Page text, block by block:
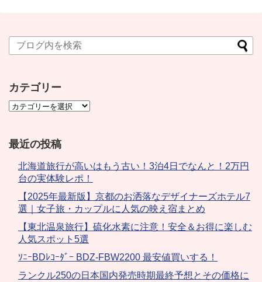
カテゴリー
最近の投稿
北海道旅行が高いはもう古い！3泊4日でなんと！2万円
台の実体験レポ！
【2025年最新版】京都のお洒落なデザイナーズホテル7
選｜女子旅・カップルに人気の映え宿まとめ
【東北温泉旅行】硫化水素に注意！安全＆お得に楽しむ
人気スポット5選
ｿﾆｰBDﾚｺｰﾀﾞｰ BDZ-FBW2200 最安値買いする！
ランクル250の日本国内発売時期最終予想とその価格に